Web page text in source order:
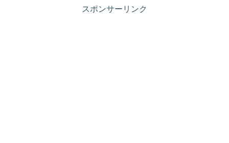
スポンサーリンク